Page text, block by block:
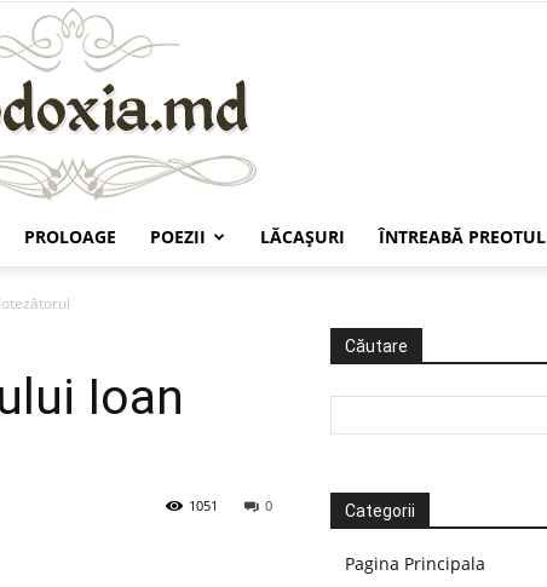
PROLOAGE POEZII LĂCAŞURI ÎNTREABĂ PREOTUL
Ioan
0
1051
Căutare
Categorii
Pagina Principala